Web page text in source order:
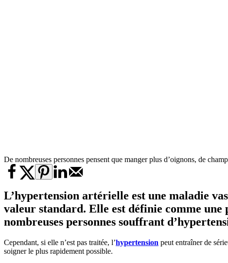
De nombreuses personnes pensent que manger plus d’oignons, de
L’hypertension artérielle est une maladie
valeur standard. Elle est définie comme une
nombreuses personnes souffrant
Cependant, si elle n’est pas traitée, l’hypertension peut entraîner de
soigner le plus rapidement possible.